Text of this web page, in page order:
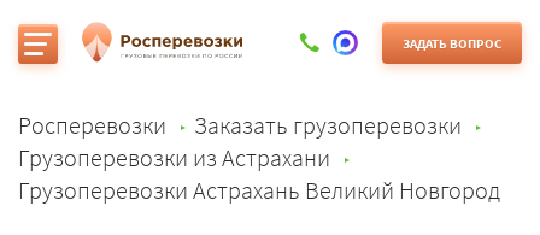
ЗАДАТЬ ВОПРОС
Росперевозки
Заказать грузоперевозки
Грузоперевозки из Астрахани
Грузоперевозки Астрахань Великий Новгород